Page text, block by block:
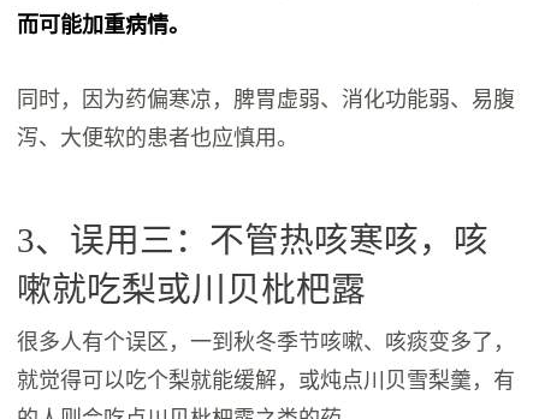
而可能加重病情。
同时，因为药偏寒凉，脾胃虚弱、消化功能弱、易腹
泻、大便软的患者也应慎用。
3、误用三：不管热咳寒咳，咳
嗽就吃梨或川贝枇杷露
很多人有个误区，一到秋冬季节咳嗽、咳痰变多了，
就觉得可以吃个梨就能缓解，或炖点川贝雪梨羹，有